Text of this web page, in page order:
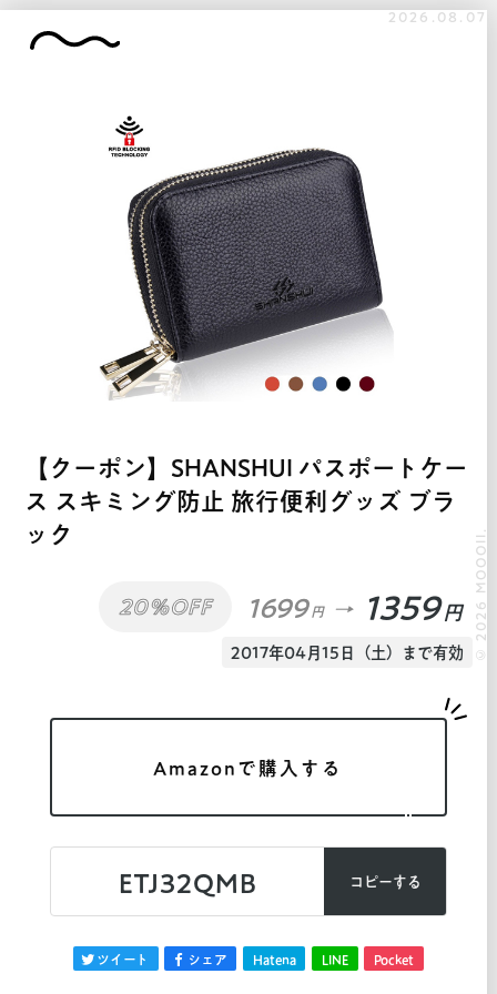
2026.08.07
【クーポン】SHANSHUI パスポートケー
ス スキミング防止 旅行便利グッズ ブラ
ック
20%OFF 1699 円 1359 円
2017年04月15日（土）まで有効
Amazonで購入する
ETJ32QMB コピーする
ツイート シェア Hatena LINE Pocket
© 2026 MOOOII.